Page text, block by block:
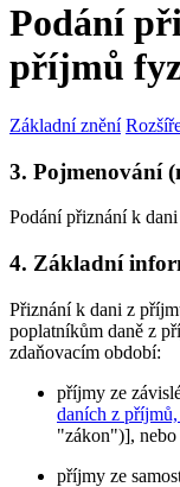
Podání
příjmů
Základní znění
3. Pojmenování
Podání přiznání k
4. Základní
Přiznání k dani z
poplatníkům daně z
zdaňovacím období:
příjmy ze
daních z
"zákon")], nebo
příjmy ze